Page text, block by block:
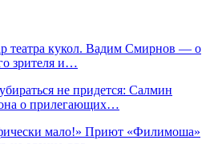
театра кукол. Вадим Смирнов — о
зрителя и…
не придется: Салмин
о прилегающих…
мало!» Приют «Филимоша»